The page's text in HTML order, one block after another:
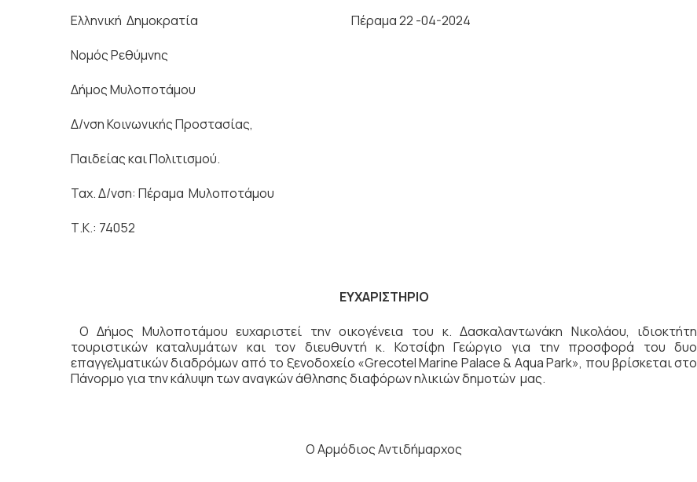
Ελληνική Δημοκρατία Πέραμα 22 -04-2024
Νομός Ρεθύμνης
Δήμος Μυλοποτάμου
Δ/νση Κοινωνικής Προστασίας,
Παιδείας και Πολιτισμού.
Ταχ. Δ/νση: Πέραμα Μυλοποτάμου
Τ.Κ.: 74052
ΕΥΧΑΡΙΣΤΗΡΙΟ
Ο Δήμος Μυλοποτάμου ευχαριστεί την οικογένεια του κ. Δασκαλαντωνάκη Νικολάου, ιδιοκτήτη
τουριστικών καταλυμάτων και τον διευθυντή κ. Κοτσίφη Γεώργιο για την προσφορά του δυο
επαγγελματικών διαδρόμων από το ξενοδοχείο «Grecotel Marine Palace & Aqua Park», που βρίσκεται στο
Πάνορμο για την κάλυψη των αναγκών άθλησης διαφόρων ηλικιών δημοτών μας.
Ο Αρμόδιος Αντιδήμαρχος